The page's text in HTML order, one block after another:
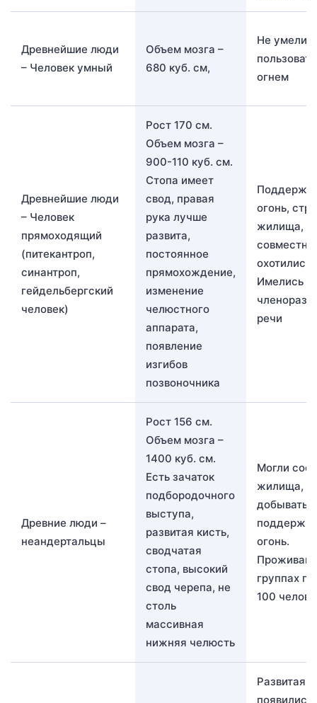
Древнейшие люди
– Человек умный
Объем мозга –
680 куб. см,
Не умели
огнем
Древнейшие люди
– Человек
прямоходящий
(питекантроп,
синантроп,
гейдельбергский
человек)
Рост 170 см.
Объем мозга –
900-110 куб. см.
Стопа имеет
свод, правая
рука лучше
развита,
постоянное
прямохождение,
изменение
челюстного
аппарата,
появление
изгибов
позвоночника
огонь,
жилища,
совместно
охотились.
Имелись
речи
Древние люди –
неандертальцы
Рост 156 см.
Объем мозга –
1400 куб. см.
Есть зачаток
подбородочного
выступа,
развитая кисть,
сводчатая
стопа, высокий
свод черепа, не
столь
массивная
нижняя челюсть
Могли
жилища,
добывать и
огонь.
группах
100
Развитая
появились